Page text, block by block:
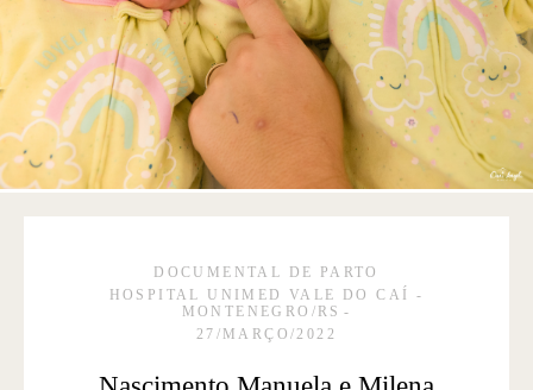
DOCUMENTAL DE PARTO
HOSPITAL UNIMED VALE DO CAÍ -
MONTENEGRO/RS
27/MARÇO/2022